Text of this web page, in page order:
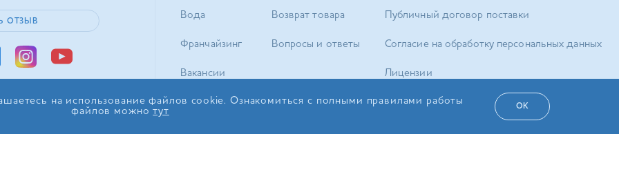
ОТЗЫВ
Вода
Франчайзинг
Вакансии
Контакты
Возврат товара
Вопросы и ответы
Публичный договор поставки
Согласие на обработку персональных данных
Лицензии
Карта сайта
на использование файлов cookie. Ознакомиться с полными правилами работы
файлов можно тут ОК